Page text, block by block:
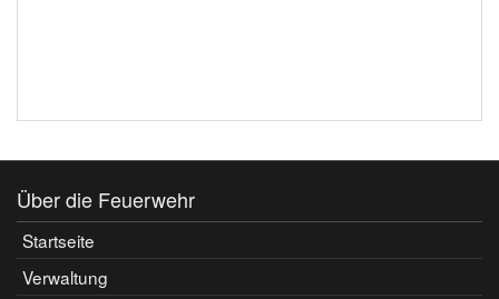
Über die Feuerwehr
Startseite
Verwaltung